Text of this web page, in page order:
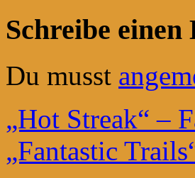
Schreibe
Du musst
„Hot Streak“ –
„Fantastic